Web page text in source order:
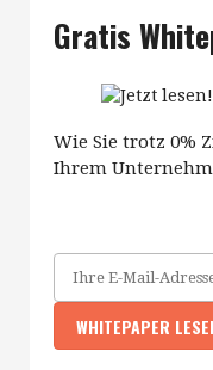
Gratis
Wie Sie trotz 0%
Ihrem